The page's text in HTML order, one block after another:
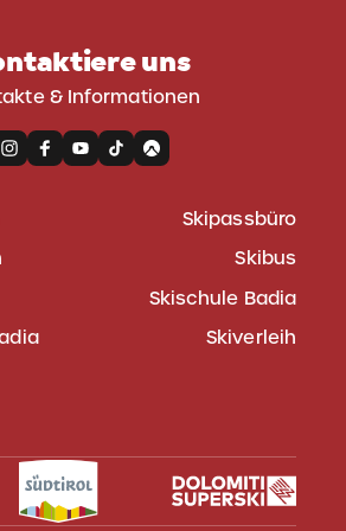
uns
& Informationen
Skipassbüro
Skibus
Skischule Badia
Skiverleih